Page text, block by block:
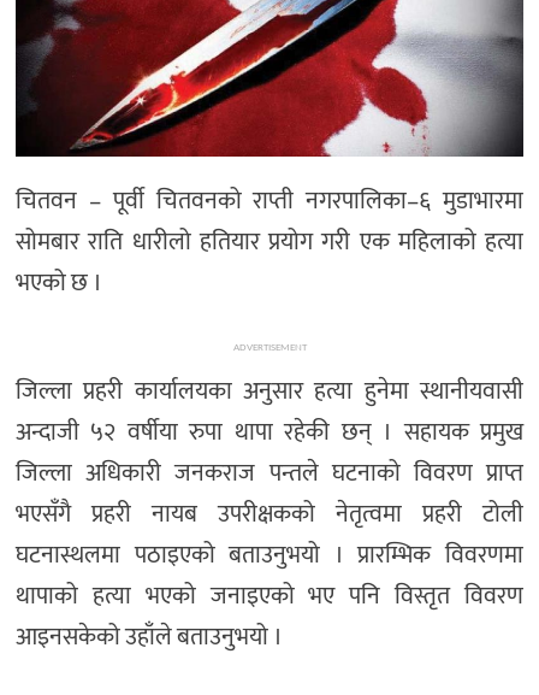
चितवन – पूर्वी चितवनको राप्ती नगरपालिका–६ मुडाभारमा
सोमबार राति धारीलो हतियार प्रयोग गरी एक महिलाको हत्या
भएको छ ।
ADVERTISEMENT
जिल्ला प्रहरी कार्यालयका अनुसार हत्या हुनेमा स्थानीयवासी
अन्दाजी ५२ वर्षीया रुपा थापा रहेकी छन् । सहायक प्रमुख
जिल्ला अधिकारी जनकराज पन्तले घटनाको विवरण प्राप्त
भएसँगै प्रहरी नायब उपरीक्षकको नेतृत्वमा प्रहरी टोली
घटनास्थलमा पठाइएको बताउनुभयो । प्रारम्भिक विवरणमा
थापाको हत्या भएको जनाइएको भए पनि विस्तृत विवरण
आइनसकेको उहाँले बताउनुभयो ।